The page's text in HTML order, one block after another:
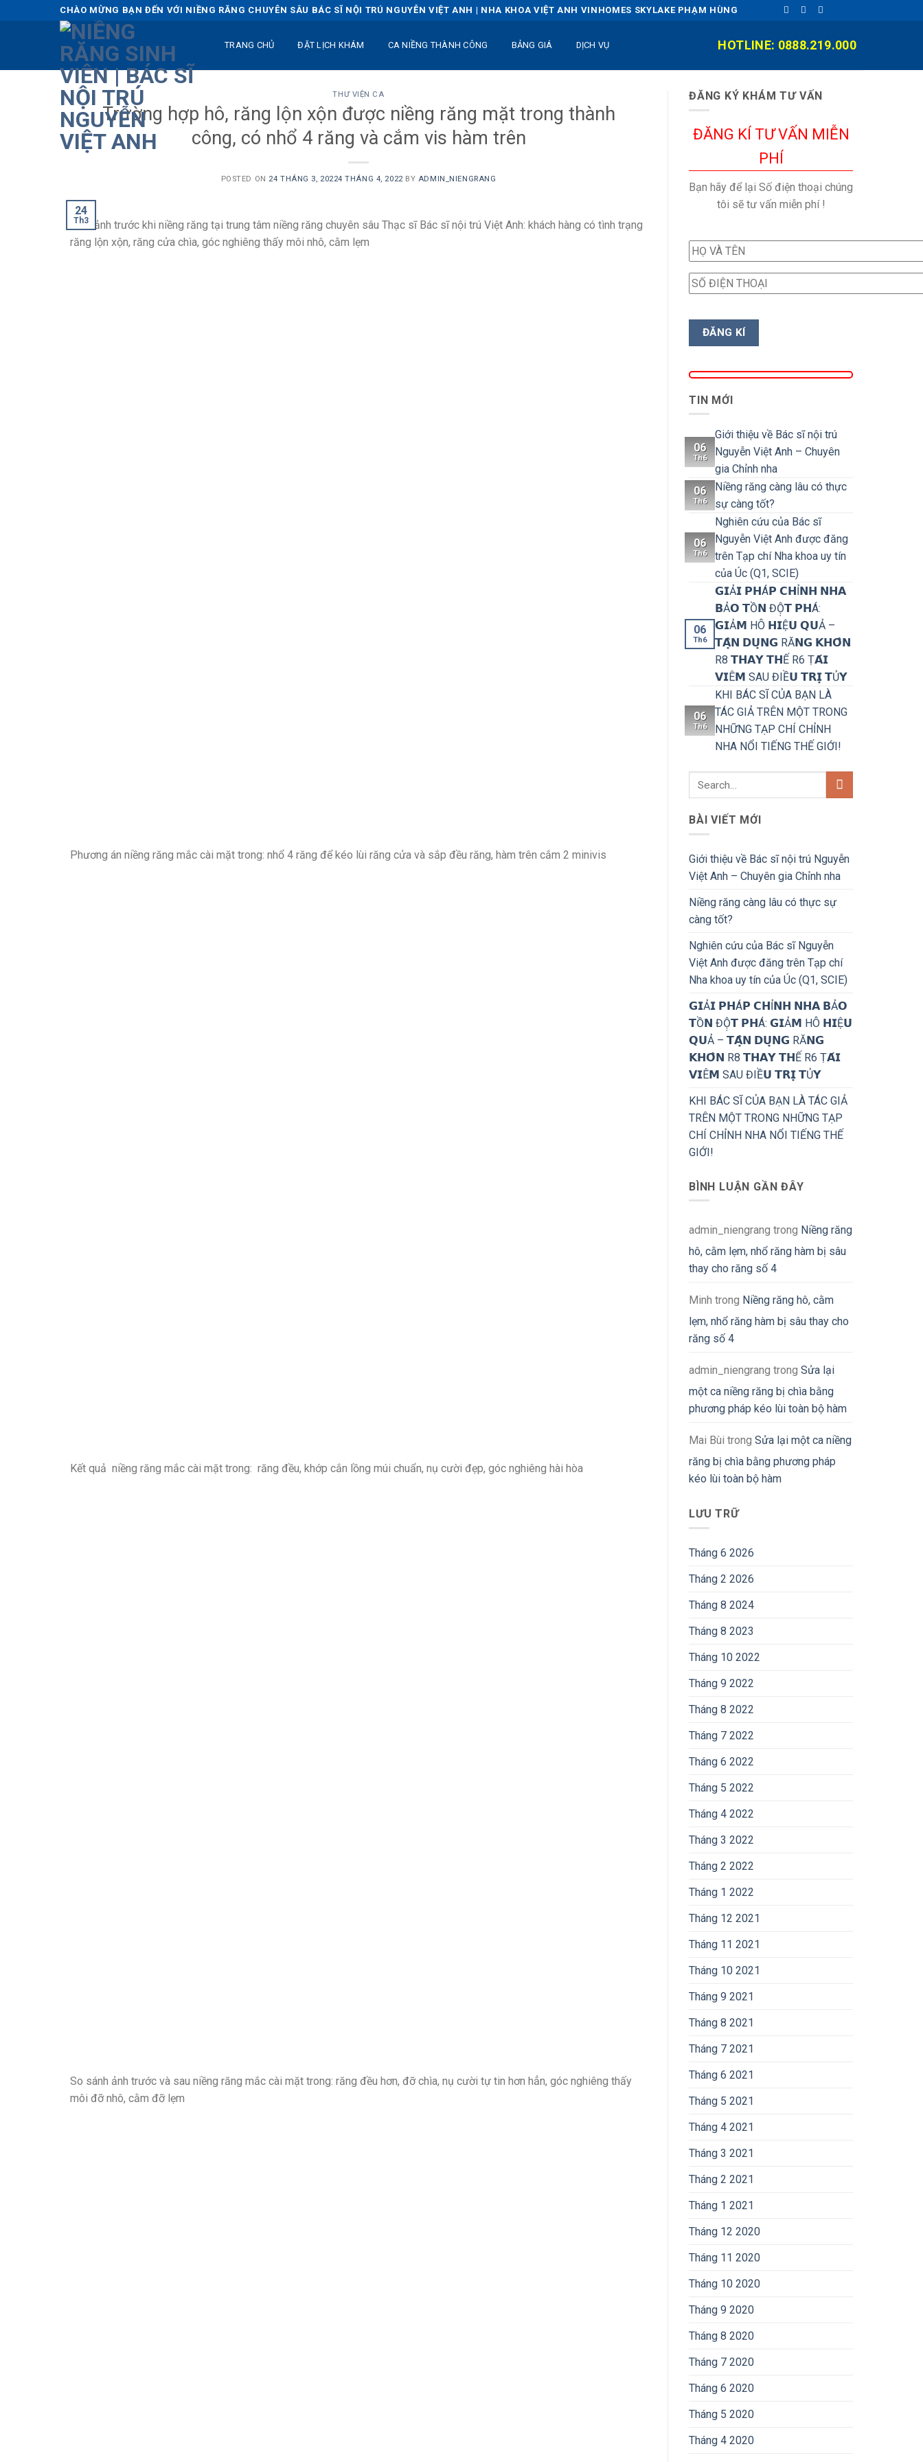
to
CHÀO MỪNG BẠN ĐẾN VỚI NIỀNG RĂNG CHUYÊN SÂU BÁC SĨ NỘI TRÚ NGUYỄN VIỆT ANH | NHA KHOA VIỆT ANH VINHOMES SKYLAKE PHẠM HÙNG
TRANG CHỦ ĐẶT LỊCH KHÁM CA NIỀNG THÀNH CÔNG BẢNG GIÁ DỊCH VỤ HOTLINE: 0888.219.000
THƯ VIỆN CA
Trường hợp hô, răng lộn xộn được niềng răng mặt trong thành
công, có nhổ 4 răng và cắm vis hàm trên
POSTED ON 24 THÁNG 3, 20224 THÁNG 4, 2022 BY ADMIN_NIENGRANG
24
Th3
Hình ảnh trước khi niềng răng tại trung tâm niềng răng chuyên sâu Thạc sĩ Bác sĩ nội trú Việt Anh: khách hàng có tình trạng
răng lộn xộn, răng cửa chìa, góc nghiêng thấy môi nhô, cằm lẹm
Phương án niềng răng mắc cài mặt trong: nhổ 4 răng để kéo lùi răng cửa và sắp đều răng, hàm trên cắm 2 minivis
Kết quả niềng răng mắc cài mặt trong: răng đều, khớp cắn lồng múi chuẩn, nụ cười đẹp, góc nghiêng hài hòa
So sánh ảnh trước và sau niềng răng mắc cài mặt trong: răng đều hơn, đỡ chìa, nụ cười tự tin hơn hẳn, góc nghiêng thấy
môi đỡ nhô, cằm đỡ lẹm
ĐĂNG KÝ KHÁM TƯ VẤN
ĐĂNG KÍ TƯ VẤN MIỄN
PHÍ
Bạn hãy để lại Số điện thoại chúng
tôi sẽ tư vấn miễn phí !
TIN MỚI
06
Th6
Giới thiệu về Bác sĩ nội trú
Nguyễn Việt Anh – Chuyên
gia Chỉnh nha
06
Th6
Niềng răng càng lâu có thực
sự càng tốt?
06
Th6
Nghiên cứu của Bác sĩ
Nguyễn Việt Anh được đăng
trên Tạp chí Nha khoa uy tín
của Úc (Q1, SCIE)
06
Th6
𝗚𝗜Ả𝗜 𝗣𝗛Á𝗣 𝗖𝗛Ỉ𝗡𝗛 𝗡𝗛𝗔
𝗕Ả𝗢 𝗧Ồ𝗡 ĐỘ̣𝗧 𝗣𝗛Á:
𝗚𝗜Ả𝗠 HÔ 𝗛𝗜Ệ𝗨 𝗤𝗨Ả –
𝗧𝗔̣̂𝗡 𝗗𝗨̣𝗡𝗚 RĂ𝗡𝗚 𝗞𝗛𝗢̂𝗡
R8 𝗧𝗛𝗔𝗬 𝗧𝗛Ế R6 Ṭ𝗔́𝗜
𝗩𝗜Ê𝗠 SAU ĐIỀ𝗨 𝗧𝗥𝗜̣ 𝗧Ủ𝗬
06
Th6
KHI BÁC SĨ CỦA BẠN LÀ
TÁC GIẢ TRÊN MỘT TRONG
NHỮNG TẠP CHÍ CHỈNH
NHA NỔI TIẾNG THẾ GIỚI!
BÀI VIẾT MỚI
Giới thiệu về Bác sĩ nội trú Nguyễn
Việt Anh – Chuyên gia Chỉnh nha
Niềng răng càng lâu có thực sự
càng tốt?
Nghiên cứu của Bác sĩ Nguyễn
Việt Anh được đăng trên Tạp chí
Nha khoa uy tín của Úc (Q1, SCIE)
𝗚𝗜Ả𝗜 𝗣𝗛Á𝗣 𝗖𝗛Ỉ𝗡𝗛 𝗡𝗛𝗔 𝗕Ả𝗢
𝗧Ồ𝗡 ĐỘ̣𝗧 𝗣𝗛Á: 𝗚𝗜Ả𝗠 HÔ 𝗛𝗜Ệ𝗨
𝗤𝗨Ả – 𝗧𝗔̣̂𝗡 𝗗𝗨̣𝗡𝗚 RĂ𝗡𝗚
𝗞𝗛𝗢̂𝗡 R8 𝗧𝗛𝗔𝗬 𝗧𝗛Ế R6 Ṭ𝗔́𝗜
𝗩𝗜Ê𝗠 SAU ĐIỀ𝗨 𝗧𝗥𝗜̣ 𝗧Ủ𝗬
KHI BÁC SĨ CỦA BẠN LÀ TÁC GIẢ
TRÊN MỘT TRONG NHỮNG TẠP
CHÍ CHỈNH NHA NỔI TIẾNG THẾ
GIỚI!
BÌNH LUẬN GẦN ĐÂY
admin_niengrang trong Niềng răng
hô, cằm lẹm, nhổ răng hàm bị sâu
thay cho răng số 4
Minh trong Niềng răng hô, cằm
lẹm, nhổ răng hàm bị sâu thay cho
răng số 4
admin_niengrang trong Sửa lại
một ca niềng răng bị chìa bằng
phương pháp kéo lùi toàn bộ hàm
Mai Bùi trong Sửa lại một ca niềng
răng bị chìa bằng phương pháp
kéo lùi toàn bộ hàm
LƯU TRỮ
Tháng 6 2026
Tháng 2 2026
Tháng 8 2024
Tháng 8 2023
Tháng 10 2022
Tháng 9 2022
Tháng 8 2022
Tháng 7 2022
Tháng 6 2022
Tháng 5 2022
Tháng 4 2022
Tháng 3 2022
Tháng 2 2022
Tháng 1 2022
Tháng 12 2021
Tháng 11 2021
Tháng 10 2021
Tháng 9 2021
Tháng 8 2021
Tháng 7 2021
Tháng 6 2021
Tháng 5 2021
Tháng 4 2021
Tháng 3 2021
Tháng 2 2021
Tháng 1 2021
Tháng 12 2020
Tháng 11 2020
Tháng 10 2020
Tháng 9 2020
Tháng 8 2020
Tháng 7 2020
Tháng 6 2020
Tháng 5 2020
Tháng 4 2020